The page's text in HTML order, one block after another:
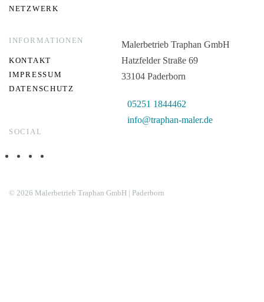
NETZWERK
SOCIAL
© 2026 Malerbetrieb Traphan GmbH | Paderborn
INFORMATIONEN
KONTAKT
IMPRESSUM
DATENSCHUTZ
Malerbetrieb Traphan GmbH
Hatzfelder Straße 69
33104 Paderborn
05251 1844462
info@traphan-maler.de